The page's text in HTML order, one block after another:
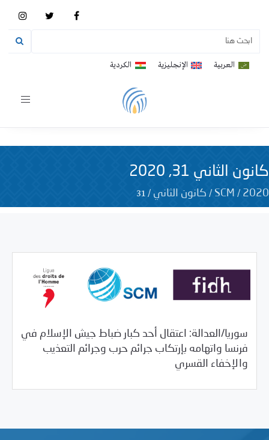
العربية الإنجليزية الكردية
Toggle
كانون الثاني 31, 2020
SCM / 2020
/ كانون الثاني /
31
سوريا/العدالة: اعتقال أحد كبار ضباط جيش الإسلام في
فرنسا واتهامه بإرتكاب جرائم حرب وجرائم التعذيب
والإخفاء القسري
01/31/2020 بيانات المركز/خبر بارز